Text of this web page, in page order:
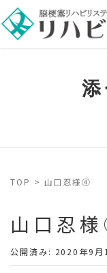
TOP > 山口忍様④
山口忍
公開済み: 2020年9月